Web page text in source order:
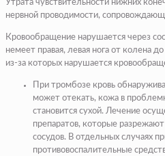
Утрата чувствительности нижних
нервной проводимости,
Кровообращение нарушается через
немеет правая, левая нога от колена
из-за которых нарушается
При тромбозе кровь
может отекать, кожа в
становится сухой. Лечение
препаратов, которые
сосудов. В отдельных случаях
противовоспалительные